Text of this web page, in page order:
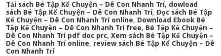
Tải sách Bé Tập Kể Chuyện – Dê Con Nhanh Trí, dowload
sách Bé Tập Kể Chuyện – Dê Con Nhanh Trí,Đọc sách Bé Tập
Kể Chuyện – Dê Con Nhanh Trí online, Download Ebook Bé
Tập Kể Chuyện – Dê Con Nhanh Trí free, Bé Tập Kể Chuyện –
Dê Con Nhanh Trí pdf doc prc,Xem sách Bé Tập Kể Chuyện –
Dê Con Nhanh Trí online, review sách Bé Tập Kể Chuyện – Dê
Con Nhanh Trí